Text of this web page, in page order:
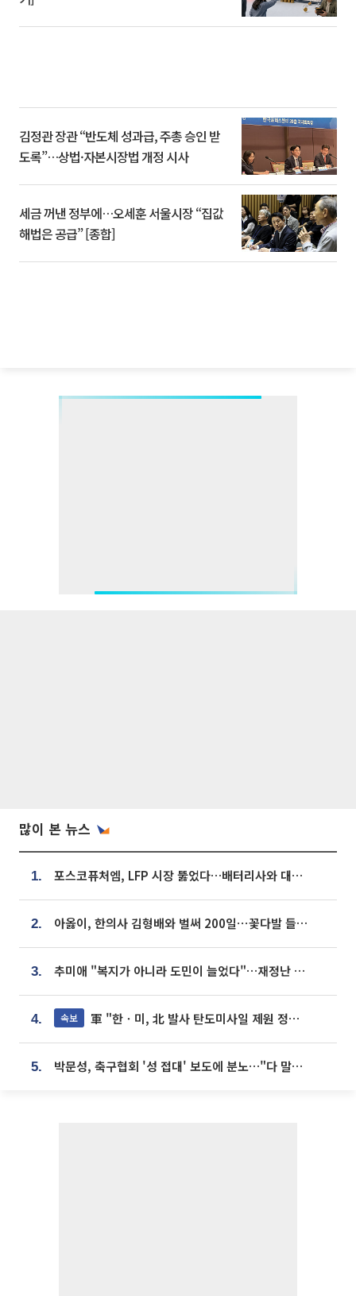
김정관 장관 “반도체 성과급, 주총 승인 받
도록”…상법·자본시장법 개정 시사
세금 꺼낸 정부에…오세훈 서울시장 “집값
해법은 공급” [종합]
많이 본 뉴스
1. 포스코퓨처엠, LFP 시장 뚫었다…배터리사와 대규모 장기 공급 합의
2. 아옳이, 한의사 김형배와 벌써 200일⋯꽃다발 들고 "프러포즈 아냐"
3. 추미애 "복지가 아니라 도민이 늘었다"…재정난 책임론 정면돌파
4. 속보 軍 "한ㆍ미, 北 발사 탄도미사일 제원 정밀분석 중"
5. 박문성, 축구협회 '성 접대' 보도에 분노…"다 말아먹으려고 작정했나"